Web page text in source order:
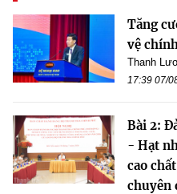
Tăng
vệ
Thanh
17:39 07/
Bài 2:
- Hạt
cao
chuyên